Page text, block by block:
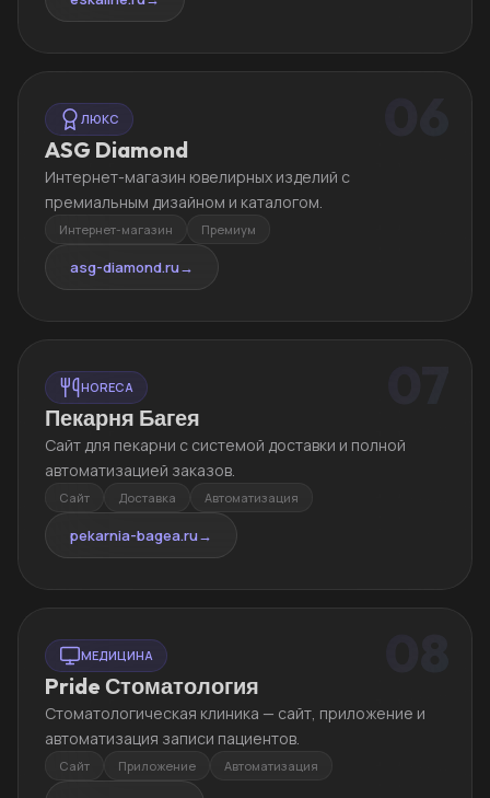
ЛЮКС
ASG Diamond
Интернет-магазин ювелирных изделий с
премиальным дизайном и каталогом.
Интернет-магазин Премиум
asg-diamond.ru→
HORECA
Пекарня Багея
Сайт для пекарни с системой доставки и полной
автоматизацией заказов.
Сайт Доставка Автоматизация
pekarnia-bagea.ru→
МЕДИЦИНА
Pride Стоматология
Стоматологическая клиника — сайт, приложение и
автоматизация записи пациентов.
Сайт Приложение Автоматизация